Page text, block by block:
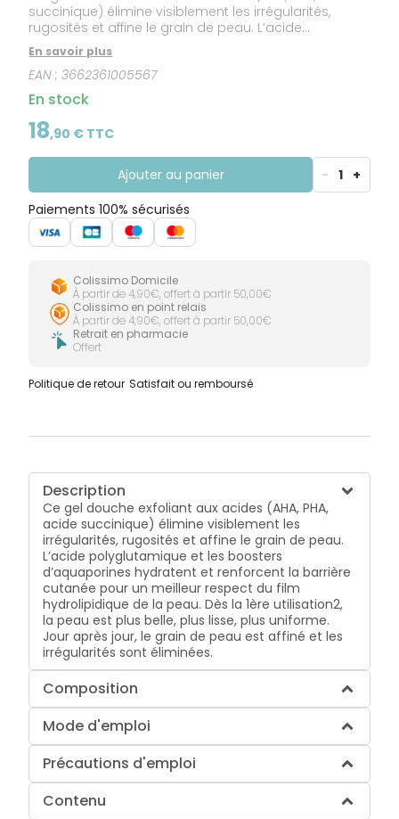
succinique) élimine visiblement les irrégularités,
rugosités et affine le grain de peau. L’acide
polyglutamique et les boosters d’aquaporines
hydratent et renforcent la barrière cutanée pour un
meilleur respect du film hydrolipidique de la peau.
Dès la 1ère utilisation2, la peau est plus belle, plus
lisse, plus uniforme. Jour après jour, le grain de peau
est affiné et les irrégularités sont éliminées.
En savoir plus
EAN :3662361005567
En stock
18,90 € TTC
Ajouter au panier - 1 +
Paiements 100% sécurisés
Colissimo Domicile
À partir de 4,90€, offert à partir 50,00€
Colissimo en point relais
À partir de 4,90€, offert à partir 50,00€
Retrait en pharmacie
Offert
Politique de retour Satisfait ou remboursé
Description
Ce gel douche exfoliant aux acides (AHA, PHA,
acide succinique) élimine visiblement les
irrégularités, rugosités et affine le grain de peau.
L’acide polyglutamique et les boosters
d’aquaporines hydratent et renforcent la barrière
cutanée pour un meilleur respect du film
hydrolipidique de la peau. Dès la 1ère utilisation2,
la peau est plus belle, plus lisse, plus uniforme.
Jour après jour, le grain de peau est affiné et les
irrégularités sont éliminées.
Composition
Mode d'emploi
Précautions d'emploi
Contenu